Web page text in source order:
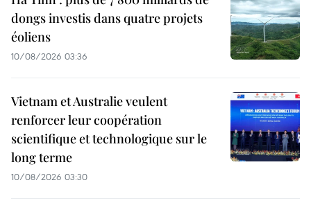
dongs investis dans quatre projets
éoliens
10/08/2026 03:36
Vietnam et Australie veulent
renforcer leur coopération
scientifique et technologique sur le
long terme
10/08/2026 03:30